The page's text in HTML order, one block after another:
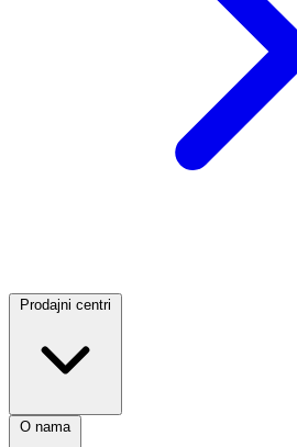
Prodajni centri
O nama